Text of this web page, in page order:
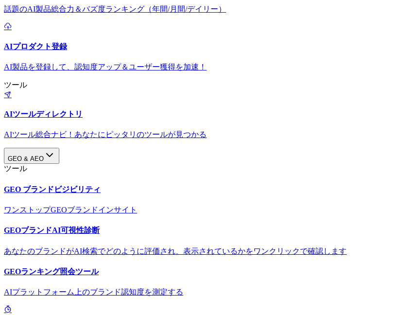
話題のAI製品総合力＆バズ度ランキング（年間/月間/デイリー）
AIプロダクト登録
AI製品を登録して、認知度アップ＆ユーザー獲得を加速！
ツール
AIツールディレクトリ
AIツール総合ナビ！あなたにピッタリのツールが見つかる
GEO & AEO
ツール
GEO ブランドビジビリティ
ワンストップGEOブランドインサイト
GEOブランドAI可視性診断
あなたのブランドがAI検索でどのように評価され、表示されているかをワンクリックで確認します
GEOランキング照会ツール
AIプラットフォーム上のブランド認知度を測定する